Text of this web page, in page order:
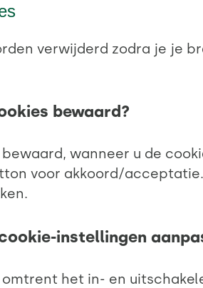
verwijderd zodra je je
bewaard?
wanneer u de
voor akkoord/
instellingen
het in- en